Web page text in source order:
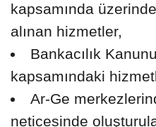
kapsamında
alınan hizmetler,
Bankacılık
kapsamındaki
Ar-Ge
neticesinde